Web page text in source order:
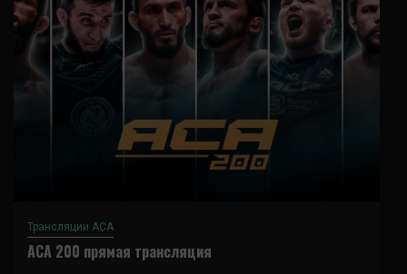
Трансляции ACA
ACA 200 прямая трансляция